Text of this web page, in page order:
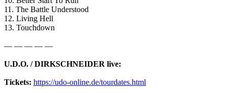
11. The Battle Understood
12. Living Hell
13. Touchdown
— — — — —
U.D.O. / DIRKSCHNEIDER live:
Tickets: https://udo-online.de/tourdates.html